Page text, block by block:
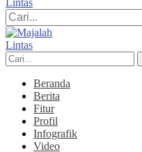
Beranda
Berita
Fitur
Profil
Infografik
Video